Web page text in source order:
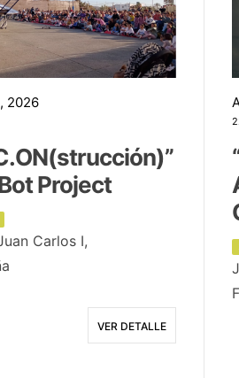
2026
Project
Carlos I,
VER DETALLE